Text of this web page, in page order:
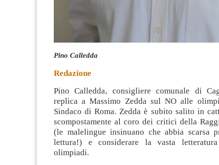
Pino Calledda
Redazione
Pino Calledda, consigliere comunale di
replica a Massimo Zedda sul NO alle
Sindaco di Roma. Zedda è subito salito in
scompostamente al coro dei critici della
(le malelingue insinuano che abbia scarsa
lettura!) e considerare la vasta
olimpiadi.